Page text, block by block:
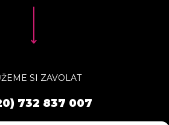
SI ZAVOLAT
732 837 007